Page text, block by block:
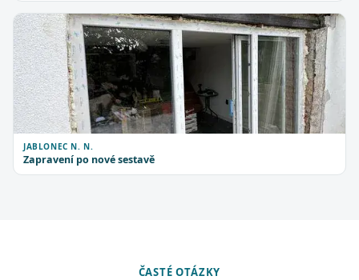
JABLONEC N. N.
Zapravení po nové sestavě
ČASTÉ OTÁZKY